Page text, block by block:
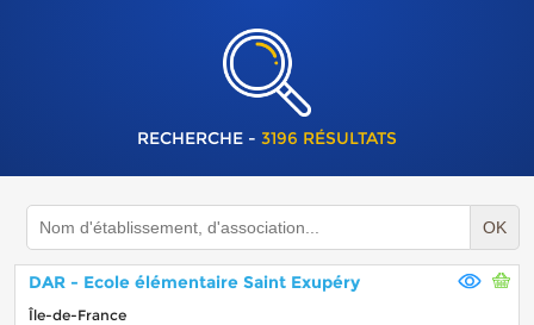
RECHERCHE - 3196 RÉSULTATS
OK
DAR - Ecole élémentaire Saint Exupéry
Île-de-France